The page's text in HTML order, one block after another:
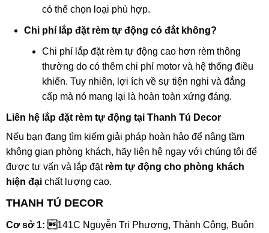
có thể chọn loại phù hợp.
Chi phí lắp đặt rèm tự động có đắt không?
Chi phí lắp đặt rèm tự động cao hơn rèm thông
thường do có thêm chi phí motor và hệ thống điều
khiển. Tuy nhiên, lợi ích về sự tiện nghi và đẳng
cấp mà nó mang lại là hoàn toàn xứng đáng.
Liên hệ lắp đặt rèm tự động tại Thanh Tú Decor
Nếu bạn đang tìm kiếm giải pháp hoàn hảo để nâng tầm
không gian phòng khách, hãy liên hệ ngay với chúng tôi để
được tư vấn và lắp đặt rèm tự động cho phòng khách
hiện đại chất lượng cao.
THANH TÚ DECOR
Cơ sở 1: 141C Nguyễn Tri Phương, Thành Công, Buôn